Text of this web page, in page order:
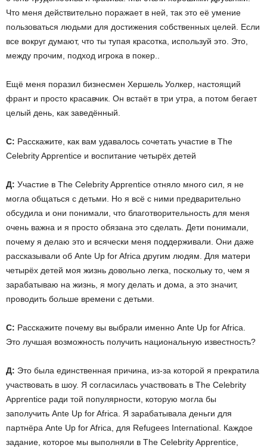
Что меня действительно поражает в ней, так это её умение
пользоваться людьми для достижения собственных целей. Если
все вокруг думают, что ты тупая красотка, используй это. Это,
между прочим, подход игрока в покер..
Ещё меня поразил бизнесмен Хершель Уолкер, настоящий
франт и просто красавчик. Он встаёт в три утра, а потом бегает
целый день, как заведённый.
С: Расскажите, как вам удавалось сочетать участие в The
Celebrity Apprentice и воспитание четырёх детей
Д: Участие в The Celebrity Apprentice отняло много сил, я не
могла общаться с детьми. Но я всё с ними предварительно
обсудила и они понимали, что благотворительность для меня
очень важна и я просто обязана это сделать. Дети понимали,
почему я делаю это и всячески меня поддерживали. Они даже
рассказывали об Ante Up for Africa другим людям. Для матери
четырёх детей моя жизнь довольно легка, поскольку то, чем я
зарабатываю на жизнь, я могу делать и дома, а это значит,
проводить больше времени с детьми.
С: Расскажите почему вы выбрали именно Ante Up for Africa.
Это лучшая возможность получить национальную известность?
Д: Это была единственная причина, из-за которой я прекратила
участвовать в шоу. Я согласилась участвовать в The Celebrity
Apprentice ради той популярности, которую могла бы
заполучить Ante Up for Africa. Я зарабатывала деньги для
партнёра Ante Up for Africa, для Refugees International. Каждое
задание, которое мы выполняли в The Celebrity Apprentice,